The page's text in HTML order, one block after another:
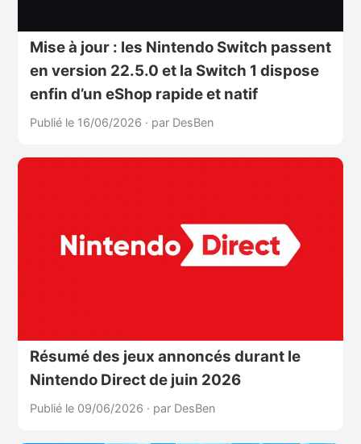
Mise à jour : les Nintendo Switch passent
en version 22.5.0 et la Switch 1 dispose
enfin d’un eShop rapide et natif
Publié le 16/06/2026 · par DesBen
Résumé des jeux annoncés durant le
Nintendo Direct de juin 2026
Publié le 09/06/2026 · par DesBen